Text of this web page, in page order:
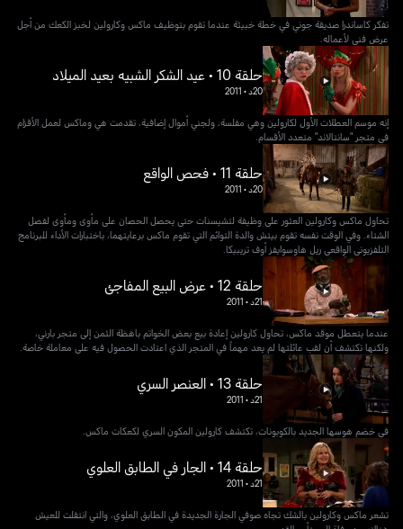
تفكر كاساندرا صديقة جوني في خطة خبيثة عندما تقوم بتوظيف ماكس وكارولين لخبز الكعك من أجل
عرض فني لأعماله.
حلقة 10 • عيد الشكر الشبيه بعيد الميلاد
20د •
2011
إنه موسم العطلات الأول لكارولين وهي مفلسة، ولجني أموال إضافية، تقدمت هي وماكس لعمل الأقزام
في متجر "سانتالاند" متعدد الأقسام.
حلقة 11 • فحص الواقع
20د •
2011
تحاول ماكس وكارولين العثور على وظيفة لتشيسنات حتى يحصل الحصان على مأوى ومأوى لفصل
الشتاء. وفي الوقت نفسه تقوم بيتش والدة التوائم التي تقوم ماكس برعايتهما، باختبارات الأداء للبرنامج
التلفزيوني الواقعي ريل هاوسوايفز أوف تريبيكا.
حلقة 12 • عرض البيع المفاجئ
21د •
2011
عندما يتعطل موقد ماكس، تحاول كارولين إعادة بيع بعض الخواتم باهظة الثمن إلى متجر بارني،
ولكنها تكتشف أن لقب عائلتها لم يعد مهماً في المتجر الذي اعتادت الحصول فيه على معاملة خاصة.
حلقة 13 • العنصر السري
21د •
2011
في خضم هوسها الجديد بالكوبونات، تكتشف كارولين المكون السري لكعكات ماكس.
حلقة 14 • الجار في الطابق العلوي
21د •
2011
تشعر ماكس وكارولين بالشك تجاه صوفي الجارة الجديدة في الطابق العلوي، والتي انتقلت للعيش